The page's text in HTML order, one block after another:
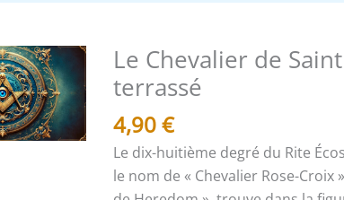
Le Chevalier de
terrassé
4,90€
Le dix-huitième degré du Rite
le nom de « Chevalier Rose-Croix
quantité
de
Chevalier
de
Saint